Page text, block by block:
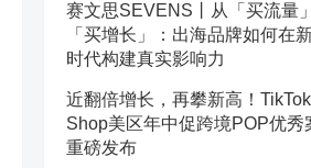
赛文思SEVENS丨从「买流量
「买增长」：出海品牌如何在
时代构建真实影响力
近翻倍增长，再攀新高！TikTok
Shop美区年中促跨境POP优秀
重磅发布